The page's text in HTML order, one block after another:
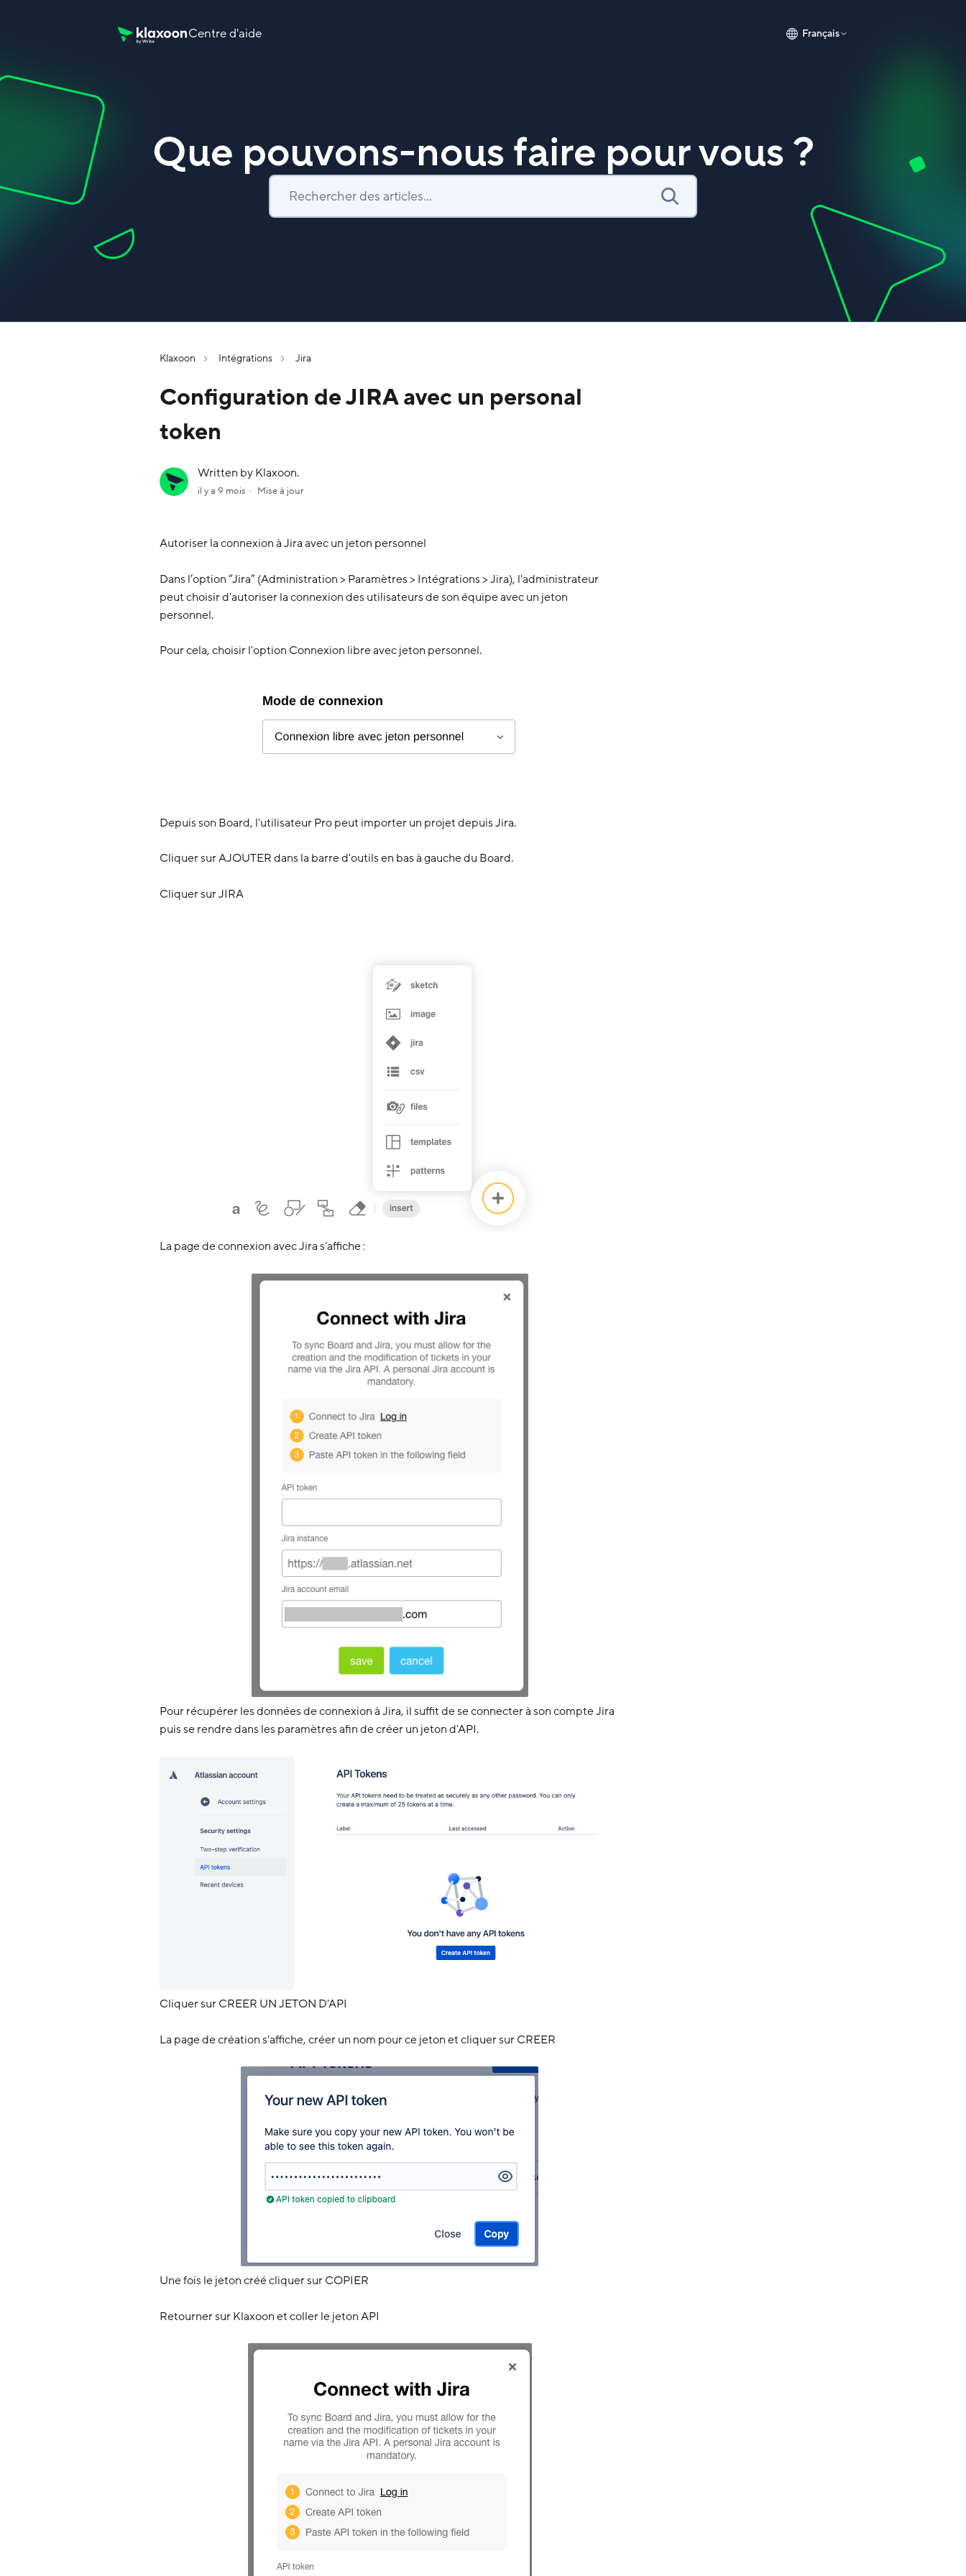
Centre d'aide Français
Que pouvons-nous faire pour vous ?
Klaxoon Intégrations Jira
Configuration de JIRA avec un personal
token
Written by Klaxoon.
il y a 9 mois Mise à jour
Autoriser la connexion à Jira avec un jeton personnel
Dans l’option “Jira” (Administration > Paramètres > Intégrations > Jira), l'administrateur
peut choisir d'autoriser la connexion des utilisateurs de son équipe avec un jeton
personnel.
Pour cela, choisir l'option Connexion libre avec jeton personnel.
Depuis son Board, l'utilisateur Pro peut importer un projet depuis Jira.
Cliquer surAJOUTER dans la barre d'outils en bas à gauche du Board.
Cliquer sur JIRA
La page de connexion avec Jira s'affiche :
Pour récupérer les données de connexion à Jira, il suffit de se connecter à son compte Jira
puis se rendre dans les paramètres afin de créer un jeton d'API.
Cliquer sur CREER UN JETON D'API
La page de création s'affiche, créer un nom pour ce jeton et cliquer sur CREER
Une fois le jeton créé cliquer sur COPIER
Retourner sur Klaxoon et coller le jeton API